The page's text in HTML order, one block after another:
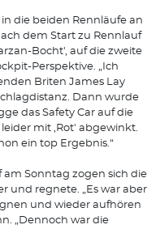
die beiden Rennläufe an
dem Start zu Rennlauf
Bocht', auf die zweite
Perspektive. „Ich
Briten James Lay
Dann wurde
das Safety Car auf die
mit ,Rot' abgewinkt.
ein top Ergebnis.“
Sonntag zogen sich die
und regnete. „Es war aber
und wieder aufhören
„Dennoch war die